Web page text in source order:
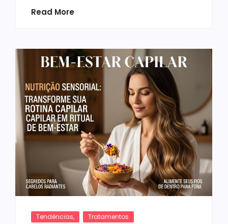
Read More
Tendências, Tratamentos